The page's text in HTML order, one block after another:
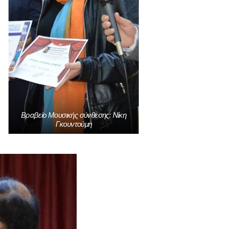
Βραβείο Μουσικής σύνθεσης: Νίκη
Γκουντούμη